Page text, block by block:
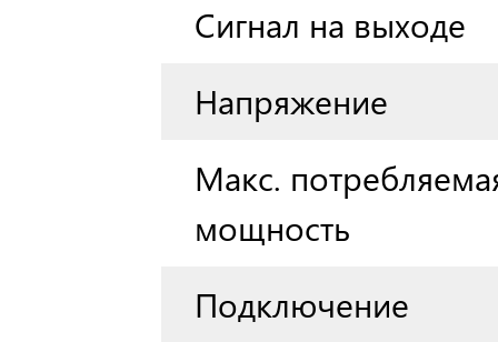
Сигнал на выходе
Напряжение
Макс.
мощность
Подключение